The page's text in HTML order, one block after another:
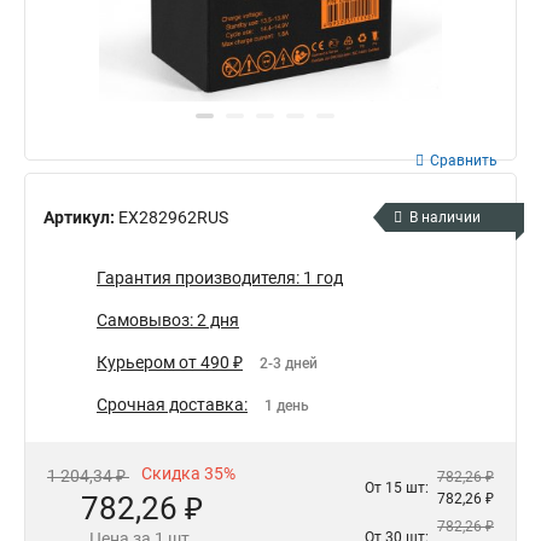
Артикул: EX282962RUS
Сравнить
В наличии
Гарантия производителя: 1 год
Самовывоз: 2 дня
Курьером от 490 ₽ 2-3 дней
Срочная доставка: 1 день
1 204,34 ₽ Скидка 35%
782,26 ₽
От 15 шт:
782,26 ₽
782,26 ₽
От 30 шт:
782,26 ₽